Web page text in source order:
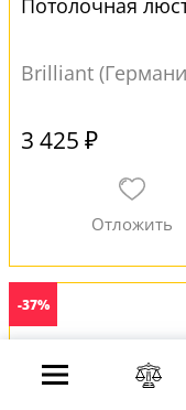
Потолочная
Brilliant
3 425 ₽
-37%